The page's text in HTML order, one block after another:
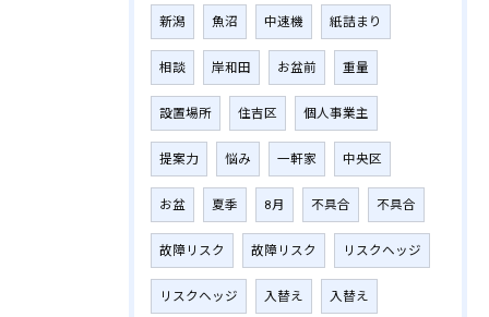
新潟 魚沼 中速機 紙詰まり
相談 岸和田 お盆前 重量
設置場所 住吉区 個人事業主
提案力 悩み 一軒家 中央区
お盆 夏季 8月 不具合 不具合
故障リスク 故障リスク リスクヘッジ
リスクヘッジ 入替え 入替え